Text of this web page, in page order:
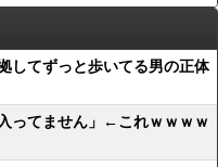
してずっと歩いてる男の正体
ってません」←これｗｗｗｗ